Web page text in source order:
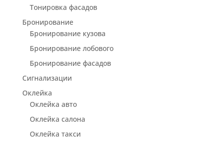
Тонировка фасадов
Бронирование
Бронирование кузова
Бронирование лобового
Бронирование фасадов
Сигнализации
Оклейка
Оклейка авто
Оклейка салона
Оклейка такси